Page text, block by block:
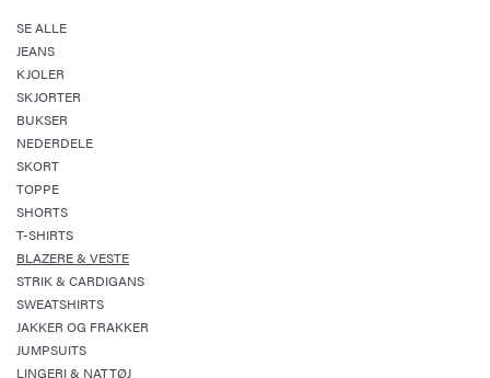
SE ALLE
JEANS
KJOLER
SKJORTER
BUKSER
NEDERDELE
SKORT
TOPPE
SHORTS
T-SHIRTS
BLAZERE & VESTE
STRIK & CARDIGANS
SWEATSHIRTS
JAKKER OG FRAKKER
JUMPSUITS
LINGERI & NATTØJ